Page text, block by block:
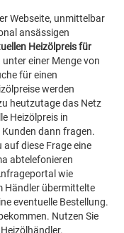
Webseite, unmittelbar
ansässigen
Heizölpreis für
einer Menge von
für einen
werden
heutzutage das Netz
Heizölpreis in
Kunden dann fragen.
diese Frage eine
abtelefonieren
wie
Händler übermittelte
eventuelle Bestellung.
Nutzen Sie